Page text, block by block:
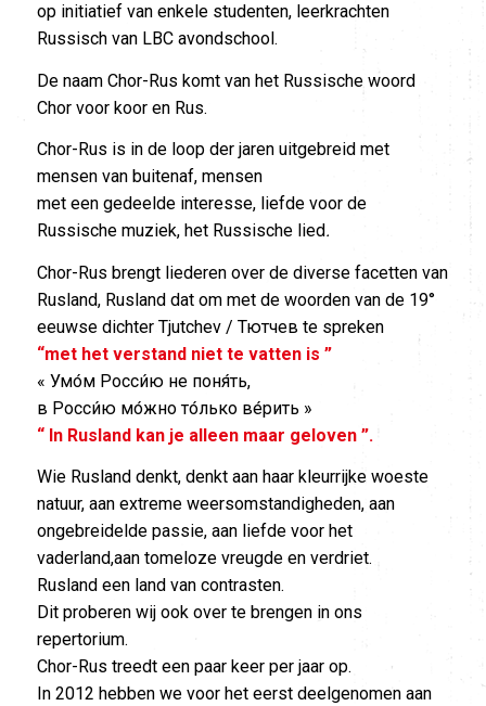
op initiatief van enkele studenten, leerkrachten
Russisch van LBC avondschool.
De naam Chor-Rus komt van het Russische woord
Chor voor koor en Rus.
Chor-Rus is in de loop der jaren uitgebreid met
mensen van buitenaf, mensen
met een gedeelde interesse, liefde voor de
Russische muziek, het Russische lied.
Chor-Rus brengt liederen over de diverse facetten van
Rusland, Rusland dat om met de woorden van de 19°
eeuwse dichter Tjutchev / Тютчев te spreken
“met het verstand niet te vatten is ”
« Умо́м Росси́ю не поня́ть,
в Росси́ю мо́жно то́лько ве́рить »
“ In Rusland kan je alleen maar geloven ”.
Wie Rusland denkt, denkt aan haar kleurrijke woeste
natuur, aan extreme weersomstandigheden, aan
ongebreidelde passie, aan liefde voor het
vaderland,aan tomeloze vreugde en verdriet.
Rusland een land van contrasten.
Dit proberen wij ook over te brengen in ons
repertorium.
Chor-Rus treedt een paar keer per jaar op.
In 2012 hebben we voor het eerst deelgenomen aan